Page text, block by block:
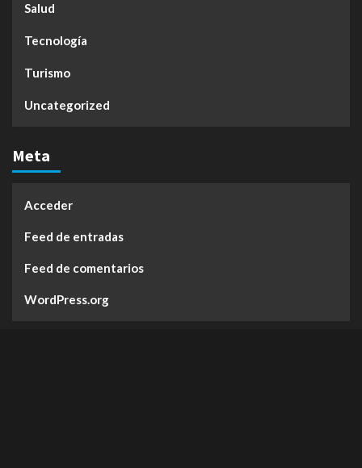
Salud
Tecnología
Turismo
Uncategorized
Meta
Acceder
Feed de entradas
Feed de comentarios
WordPress.org